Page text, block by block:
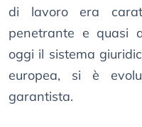
di lavoro era
penetrante e quasi
oggi il sistema
europea, si è
garantista.